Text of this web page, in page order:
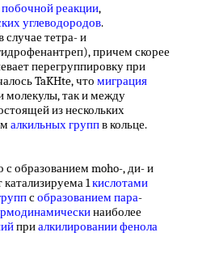
побочной реакции,
углеводородов.
случае тетра- и
причем скорее
перегруппировку при
TaKHte, что миграция
молекулы, так и между
из нескольких
алкильных группв кольце.
образованием moho-, ди- и
1кислотами
собразованием пара-
наиболее
приалкилировании фенола